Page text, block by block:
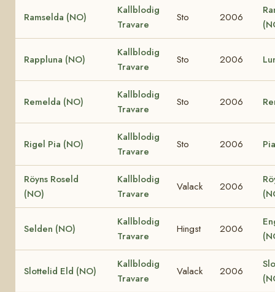
Ramselda (NO)
Kallblodig
Travare
Sto 2006
Rappluna (NO)
Kallblodig
Travare
Sto 2006
Remelda (NO)
Kallblodig
Travare
Sto 2006
Rigel Pia (NO)
Kallblodig
Travare
Sto 2006
Röyns Roseld
(NO)
Kallblodig
Travare
Valack 2006
Selden (NO)
Kallblodig
Travare
Hingst 2006
Slottelid Eld (NO)
Kallblodig
Travare
Valack 2006